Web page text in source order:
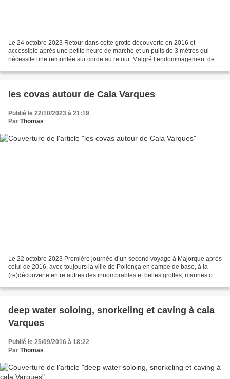
Le 24 octobre 2023 Retour dans cette grotte découverte en 2016 et
accessible après une petite heure de marche et un puits de 3 mètres qui
nécessite une remontée sur corde au retour. Malgré l’endommagement des
les covas autour de Cala Varques
Publié le 22/10/2023 à 21:19
Par Thomas
Le 22 octobre 2023 Première journée d’un second voyage à Majorque après
celui de 2016, avec toujours la ville de Pollença en campe de base, à la
(re)découverte entre autres des innombrables et belles grottes, marines ou
deep water soloing, snorkeling et caving à cala
Varques
Publié le 25/09/2016 à 18:22
Par Thomas